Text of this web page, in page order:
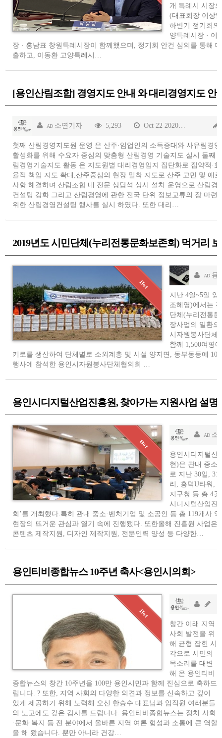
개 특례시 시장
(대표회장 이상
하반기 정기회
양특례시장 · 이
장 · 홍남표 창원특례시장이 함께했으며, 정기회 안건 심의를 통해
출하고, 이동환 고양특례시…
[용인산림조합] 경영지도 안내 와 대리경영지도 안
AD 소연기자 5,293 Oct 22 2020
첫째 산림경영지도원 운영 은 산주·임업인의 소득증대와 사유림경영
활성화를 위해 수요자 중심의 맞춤형 산림경영 기술지도 실시 둘째
림경영기술지도 활동 은 지도원별 대리경영임지 집단화로 집약적·효
율적 책임 지도 확대,산주중심의 현장 밀착 지도로 산주 고민 및 애로
사항 해결하며 산림조합 내 전문 상담석 상시 설치·운영으로 산림경
컨설팅 강화 그리고 산림경영에 관한 전국 단위 정보교류의 장 마련
위한 산림경영컨설팅 행사를 실시 하였다. 또한 대리…
2019년도 시민단체(누리전통문화보존회) 먹거리
AD 용
지난 4일~5일
조혜영)에서는
단체(누리전통
장사업의 일환
시자원봉사단체
함께 1,500여평
키로를 생산하여 단체별로 소외계층 및 시설 양지면, 동부동등에
행사에 참석한 용인시자원봉사단체협의회 …
용인시디지털산업진흥원, 찾아가는 지원사업 설명
AD 소
용인시디지털산
현)은 관내 중소
로 지난 30일,
리, 흥덕U타워,
지구청 등 총 4곳
시디지털산업진
회’를 개최했다. 특히 관내 중소·벤처기업 및 소공인 등 총 119개사
현장의 뜨거운 관심과 열기 속에 진행됐다. 또한올해 진흥원 사업은
콘텐츠 제작지원, 디자인 제작지원, 전문인력 양성 등 다양한…
용인티비종합뉴스 10주년 축사<용인시의회>
AD
창간 이래 지역
사회 발전을 위
해 균형 잡힌 시
각으로 시민의
목소리를 대변
해 온 용인티비
종합뉴스의 창간 10주년을 100만 용인시민과 함께 진심으로 축하드
립니다. ? 또한, 지역 사회의 다양한 의견과 정보를 신속하고 깊이
있게 제공하기 위해 노력해 오신 한승수 대표님과 임직원 여러분들
의 노고에도 깊은 감사를 드립니다. 용인티비종합뉴스는 정치·사회
·문화·복지 등 전 분야에서 올바른 지역 여론 형성과 소통에 큰 역할
을 해 왔습니다. 뿐만 아니라 건강…